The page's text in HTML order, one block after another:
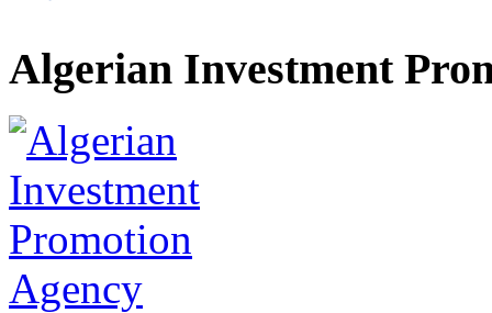
Algerian Investment